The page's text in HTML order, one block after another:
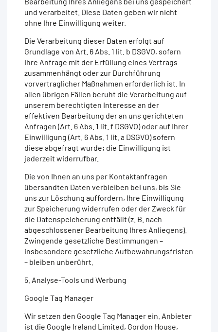
und verarbeitet. Diese Daten geben wir nicht
ohne Ihre Einwilligung weiter.
Die Verarbeitung dieser Daten erfolgt auf
Grundlage von Art. 6 Abs. 1 lit. b DSGVO, sofern
Ihre Anfrage mit der Erfüllung eines Vertrags
zusammenhängt oder zur Durchführung
vorvertraglicher Maßnahmen erforderlich ist. In
allen übrigen Fällen beruht die Verarbeitung auf
unserem berechtigten Interesse an der
effektiven Bearbeitung der an uns gerichteten
Anfragen (Art. 6 Abs. 1 lit. f DSGVO) oder auf Ihrer
Einwilligung (Art. 6 Abs. 1 lit. a DSGVO) sofern
diese abgefragt wurde; die Einwilligung ist
jederzeit widerrufbar.
Die von Ihnen an uns per Kontaktanfragen
übersandten Daten verbleiben bei uns, bis Sie
uns zur Löschung auffordern, Ihre Einwilligung
zur Speicherung widerrufen oder der Zweck für
die Datenspeicherung entfällt (z. B. nach
abgeschlossener Bearbeitung Ihres Anliegens).
Zwingende gesetzliche Bestimmungen –
insbesondere gesetzliche Aufbewahrungsfristen
– bleiben unberührt.
5. Analyse-Tools und Werbung
Google Tag Manager
Wir setzen den Google Tag Manager ein. Anbieter
ist die Google Ireland Limited, Gordon House,